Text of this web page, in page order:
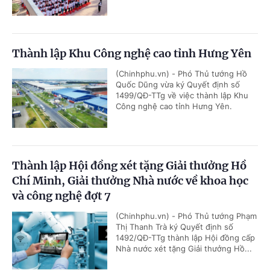
Thành lập Khu Công nghệ cao tỉnh Hưng Yên
(Chinhphu.vn) - Phó Thủ tướng Hồ
Quốc Dũng vừa ký Quyết định số
1499/QĐ-TTg về việc thành lập Khu
Công nghệ cao tỉnh Hưng Yên.
Thành lập Hội đồng xét tặng Giải thưởng Hồ
Chí Minh, Giải thưởng Nhà nước về khoa học
và công nghệ đợt 7
(Chinhphu.vn) - Phó Thủ tướng Phạm
Thị Thanh Trà ký Quyết định số
1492/QĐ-TTg thành lập Hội đồng cấp
Nhà nước xét tặng Giải thưởng Hồ...